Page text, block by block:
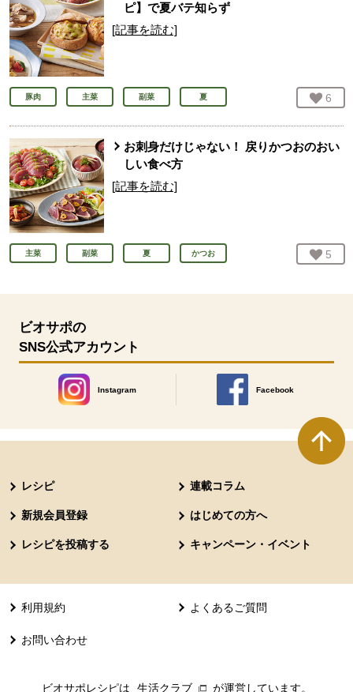
ピ】で夏バテ知らず
[記事を読む]
豚肉 主菜 副菜 夏 お気
6
お刺身だけじゃない！ 戻りかつおのおい
しい食べ方
[記事を読む]
主菜 副菜 夏 かつお お気
5
ビオサポの
SNS公式アカウント
Instagram
別のウィンドウで開きます。
Facebook
別のウィンドウで開きます
レシピ 連載コラム
新規会員登録 はじめての方へ
レシピを投稿する キャンペーン・イベント
利用規約 よくあるご質問
お問い合わせ
ビオサポレシピは 生活クラブ 別のウィンドウで開きます。
が運営しています。